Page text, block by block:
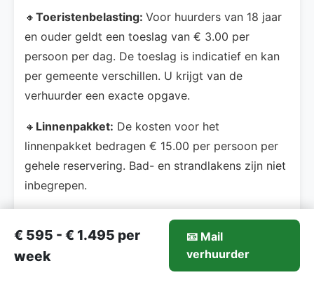
🔸 Toeristenbelasting: Voor huurders van 18 jaar
en ouder geldt een toeslag van € 3.00 per
persoon per dag. De toeslag is indicatief en kan
per gemeente verschillen. U krijgt van de
verhuurder een exacte opgave.
🔸 Linnenpakket: De kosten voor het
linnenpakket bedragen € 15.00 per persoon per
gehele reservering. Bad- en strandlakens zijn niet
inbegrepen.
energie en water is in de huur inbegrepen.
🔸 Borgsom:
De borgsom bedraagt € 300 en
595-€1.495/week Mail verhuurder
€ 595 - € 1.495 per
week
📧 Mail
verhuurder